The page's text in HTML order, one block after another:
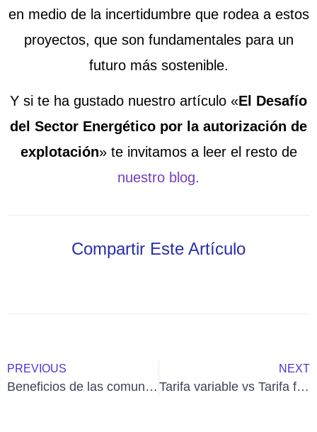
en medio de la incertidumbre que rodea a estos
proyectos, que son fundamentales para un
futuro más sostenible.
Y si te ha gustado nuestro artículo «El Desafío
del Sector Energético por la autorización de
explotación» te invitamos a leer el resto de
nuestro blog.
Compartir Este Artículo
PREVIOUS
Beneficios de las comunidades energéticas
NEXT
Tarifa variable vs Tarifa fija de luz